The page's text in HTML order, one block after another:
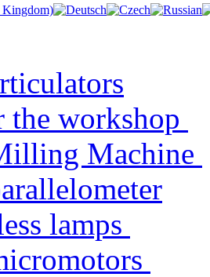
the workshop
Machine
lamps